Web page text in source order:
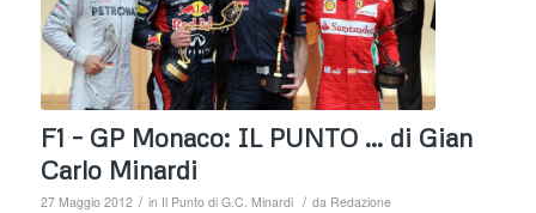
F1 – GP Monaco: IL PUNTO … di Gian
Carlo Minardi
27 Maggio 2012 / in Il Punto di G.C. Minardi / da Redazione